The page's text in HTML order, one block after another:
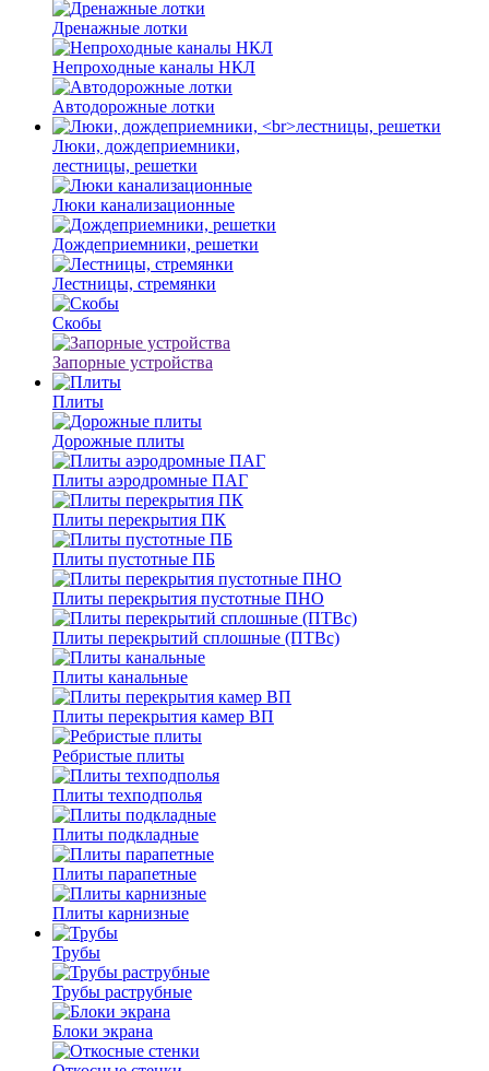
Дренажные лотки
Непроходные каналы НКЛ
Автодорожные лотки
Люки, дождеприемники,
лестницы, решетки
Люки канализационные
Дождеприемники, решетки
Лестницы, стремянки
Скобы
Запорные устройства
Плиты
Дорожные плиты
Плиты аэродромные ПАГ
Плиты перекрытия ПК
Плиты пустотные ПБ
Плиты перекрытия пустотные ПНО
Плиты перекрытий сплошные (ПТВс)
Плиты канальные
Плиты перекрытия камер ВП
Ребристые плиты
Плиты техподполья
Плиты подкладные
Плиты парапетные
Плиты карнизные
Трубы
Трубы раструбные
Блоки экрана